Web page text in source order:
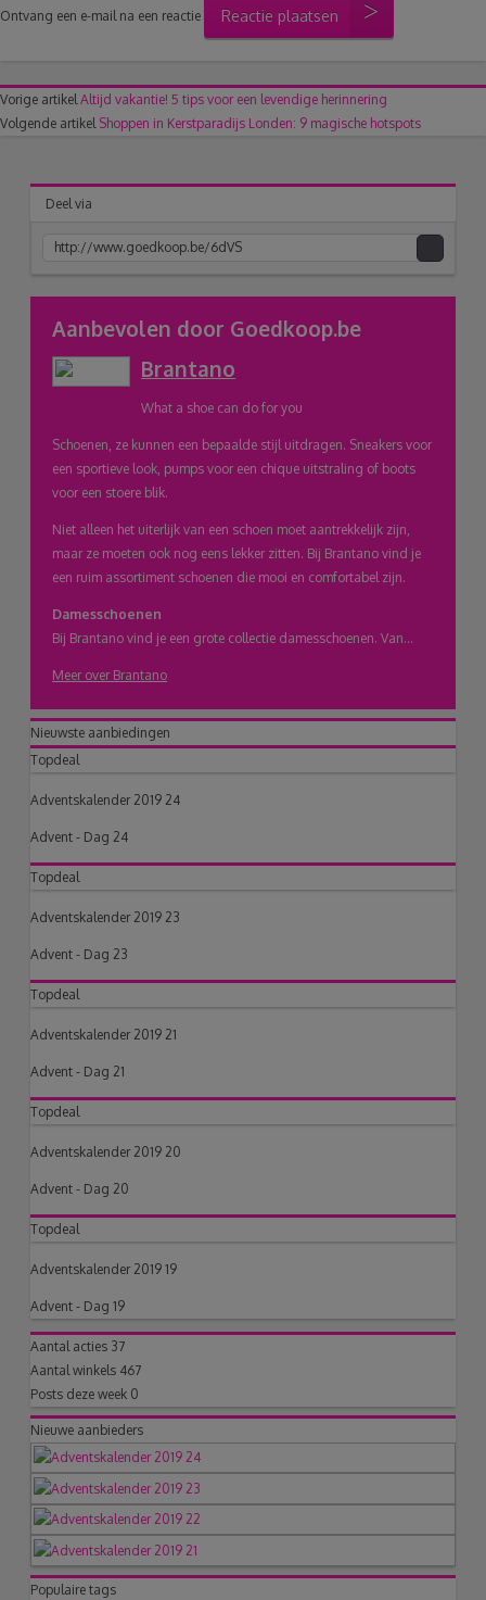
Ontvang een e-mail na een reactie Reactie plaatsen
Vorige artikel Altijd vakantie! 5 tips voor een levendige herinnering
Volgende artikel Shoppen in Kerstparadijs Londen: 9 magische hotspots
Pinterest
Twitter
Deel via
Aanbevolen door Goedkoop.be
Brantano
What a shoe can do for you
Schoenen, ze kunnen een bepaalde stijl uitdragen. Sneakers voor
een sportieve look, pumps voor een chique uitstraling of boots
voor een stoere blik.
Niet alleen het uiterlijk van een schoen moet aantrekkelijk zijn,
maar ze moeten ook nog eens lekker zitten. Bij Brantano vind je
een ruim assortiment schoenen die mooi en comfortabel zijn.
Damesschoenen
Bij Brantano vind je een grote collectie damesschoenen. Van...
Meer over Brantano
Nieuwste aanbiedingen
Topdeal
Adventskalender 2019 24
Advent - Dag 24
Topdeal
Adventskalender 2019 23
Advent - Dag 23
Topdeal
Adventskalender 2019 21
Advent - Dag 21
Topdeal
Adventskalender 2019 20
Advent - Dag 20
Topdeal
Adventskalender 2019 19
Advent - Dag 19
Aantal acties 37
Aantal winkels 467
Posts deze week 0
Nieuwe aanbieders
Populaire tags